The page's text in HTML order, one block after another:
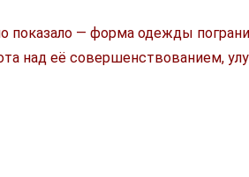
показало — форма одежды
над её совершенствованием,